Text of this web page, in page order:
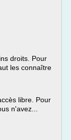
droits. Pour
les connaître
libre. Pour
n'avez...